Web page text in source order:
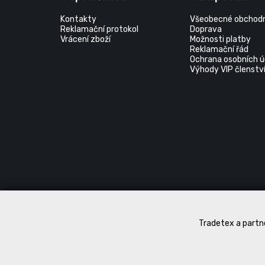
Tradetex a
Kontakty
Reklamační protokol
Vrácení zboží
Všeobecné
Doprava
Možnosti platby
Reklamační řád
Ochrana osobních
Výhody VIP